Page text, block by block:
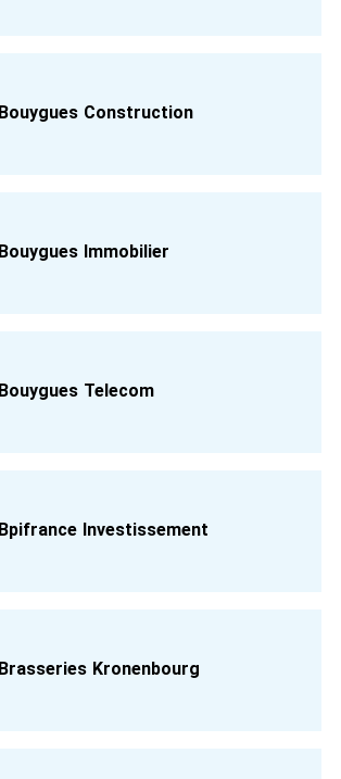
Bouygues Construction
Bouygues Immobilier
Bouygues Telecom
Bpifrance Investissement
Brasseries Kronenbourg